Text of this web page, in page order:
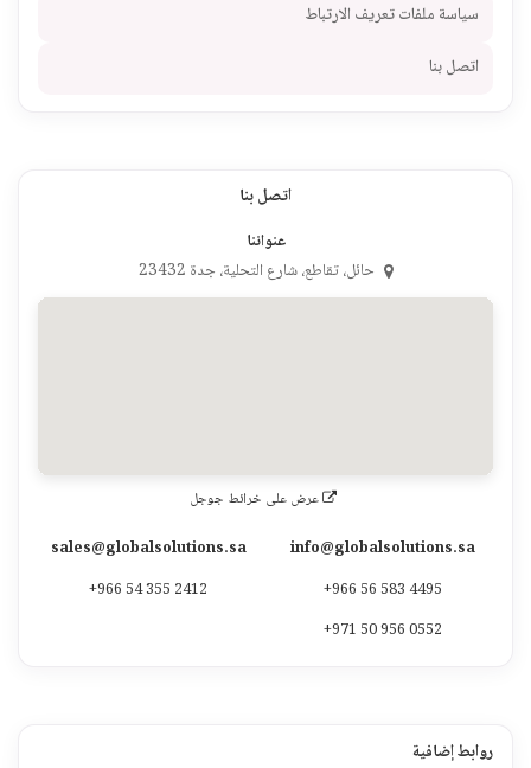
سياسة ملفات تعريف الارتباط
اتصل بنا
اتصل بنا
عنواننا
حائل، تقاطع، شارع التحلية، جدة 23432
عرض على خرائط جوجل
info@globalsolutions.sa
sales@globalsolutions.sa
+966 56 583 4495
+966 54 355 2412
+971 50 956 0552
روابط إضافية